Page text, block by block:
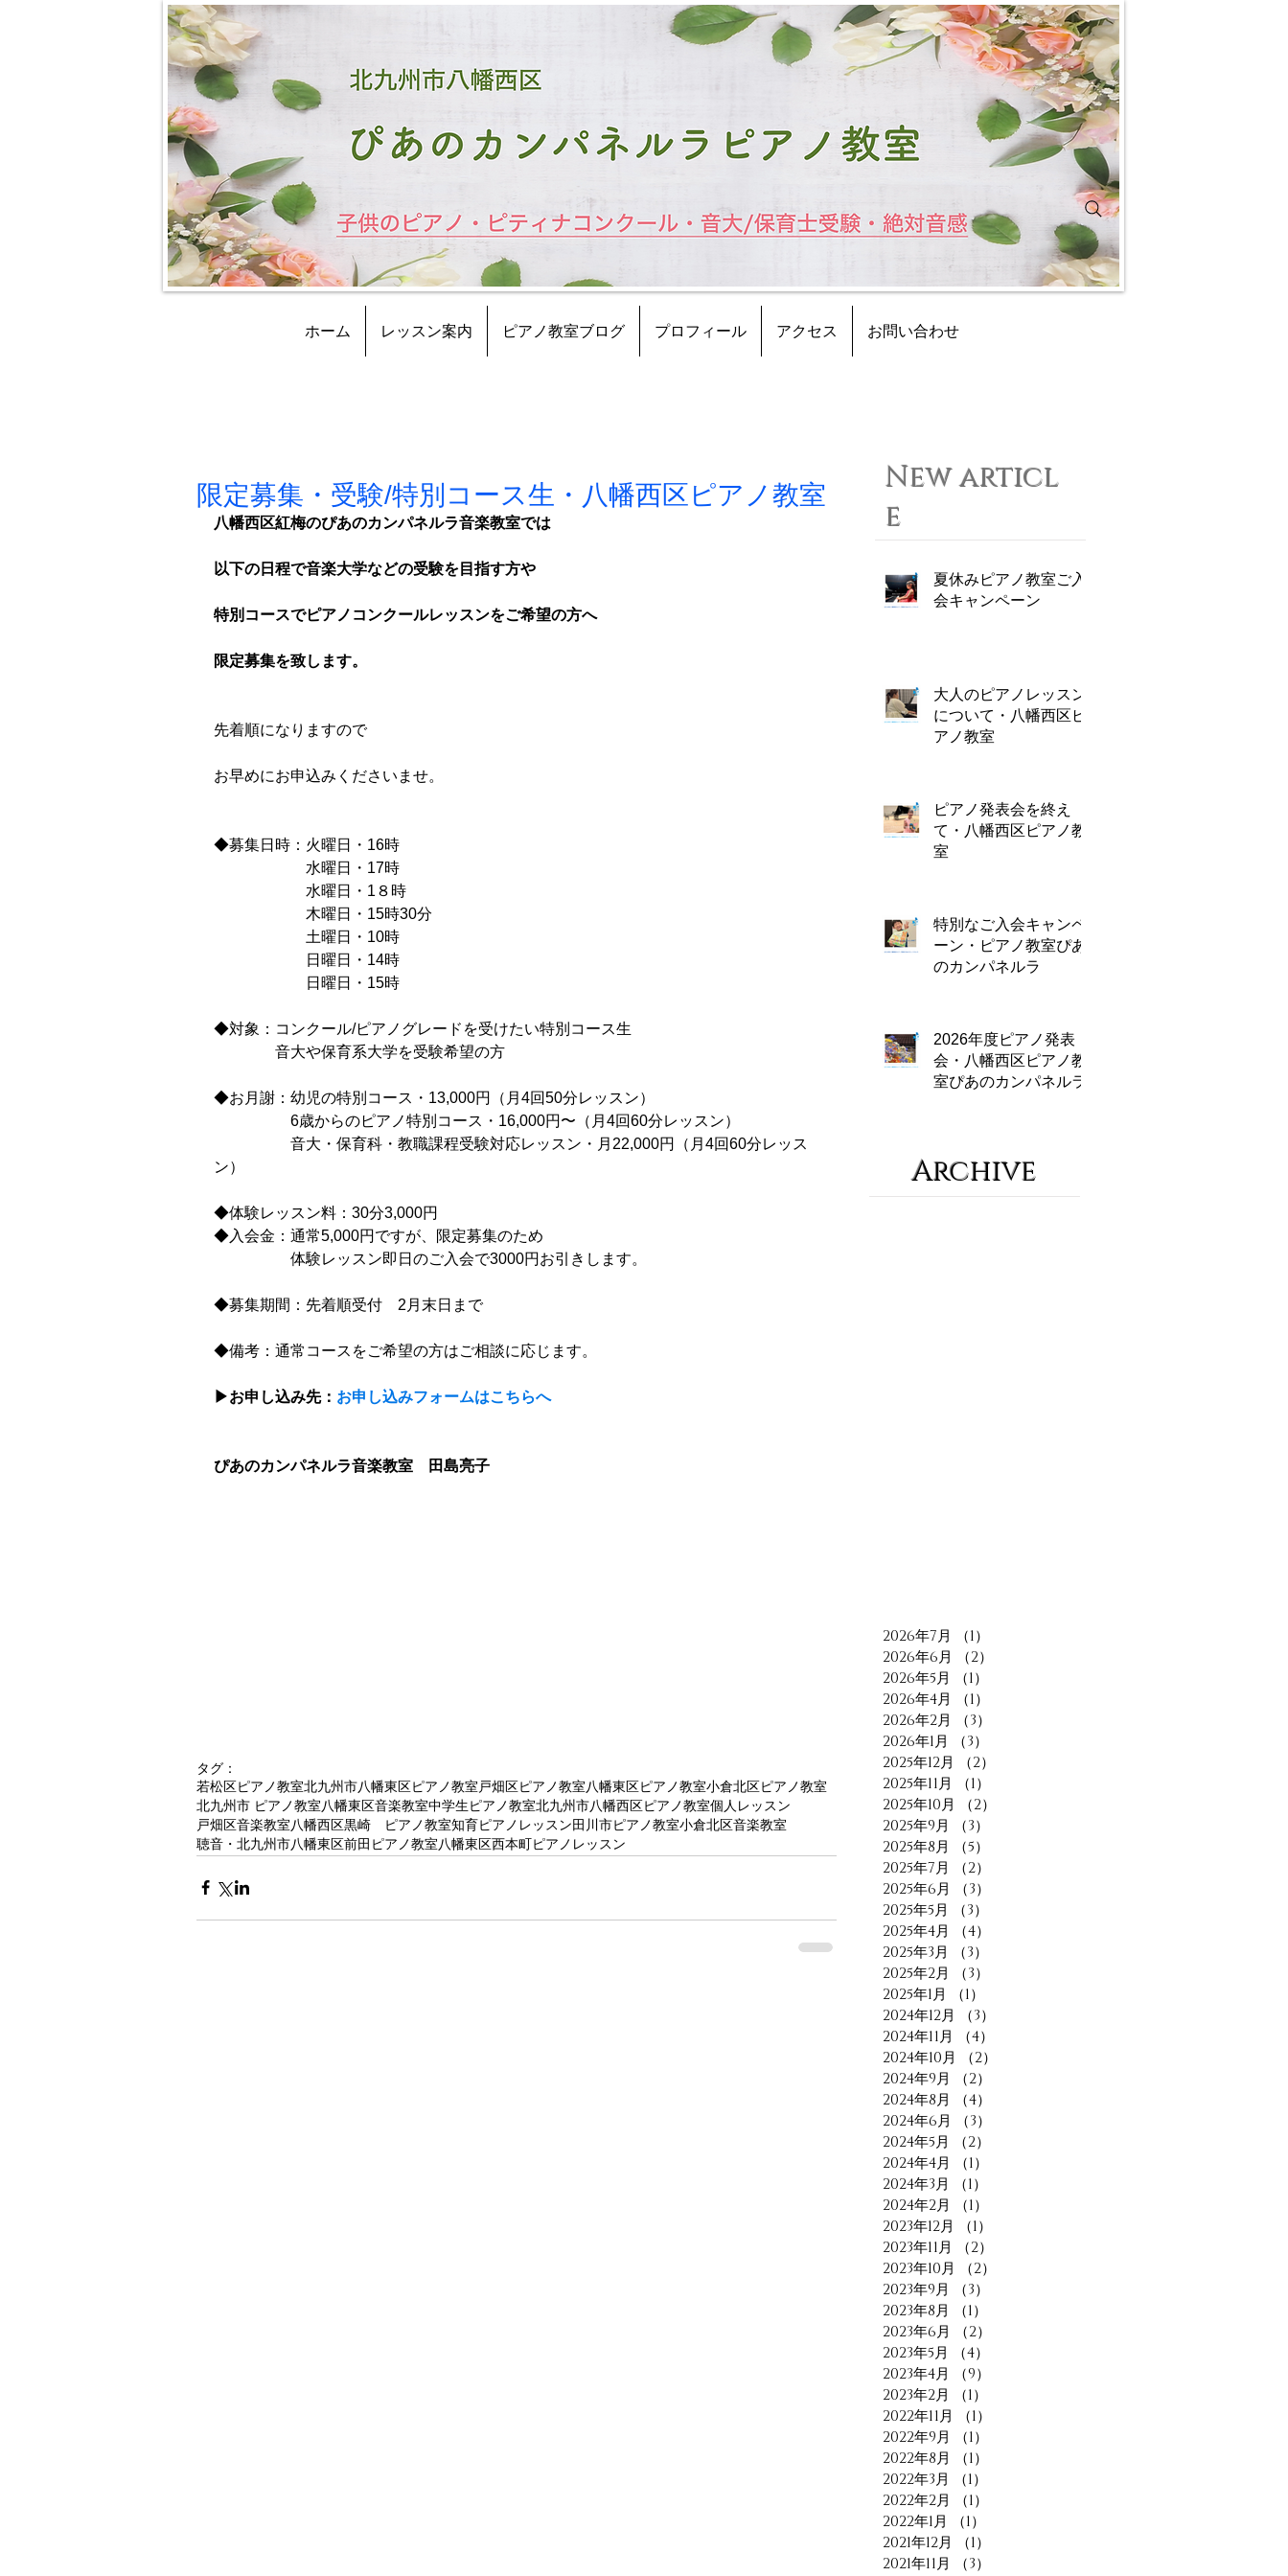
ホーム レッスン案内 ピアノ教室ブログ プロフィール アクセス お問い合わせ
限定募集・受験/特別コース生・八幡西区ピアノ教室
八幡西区紅梅のぴあのカンパネルラ音楽教室では
以下の日程で音楽大学などの受験を目指す方や
特別コースでピアノコンクールレッスンをご希望の方へ
限定募集を致します。
先着順になりますので
お早めにお申込みくださいませ。
◆募集日時：火曜日・16時
水曜日・17時
水曜日・1８時
木曜日・15時30分
土曜日・10時
日曜日・14時
日曜日・15時
◆対象：コンクール/ピアノグレードを受けたい特別コース生
音大や保育系大学を受験希望の方
◆お月謝：幼児の特別コース・13,000円（月4回50分レッスン）
6歳からのピアノ特別コース・16,000円〜（月4回60分レッスン）
音大・保育科・教職課程受験対応レッスン・月22,000円（月4回60分レッス
ン）
◆体験レッスン料：30分3,000円
◆入会金：通常5,000円ですが、限定募集のため
体験レッスン即日のご入会で3000円お引きします。
◆募集期間：先着順受付　2月末日まで
◆備考：通常コースをご希望の方はご相談に応じます。
▶︎お申し込み先： お申し込みフォームはこちらへ
ぴあのカンパネルラ音楽教室　田島亮子
タグ：
若松区ピアノ教室北九州市八幡東区ピアノ教室 戸畑区ピアノ教室八幡東区ピアノ教室小倉北区ピアノ教室
北九州市 ピアノ教室八幡東区音楽教室中学生ピアノ教室北九州市八幡西区ピアノ教室個人レッスン
戸畑区音楽教室八幡西区黒崎 ピアノ教室知育ピアノレッスン田川市ピアノ教室小倉北区音楽教室
聴音・北九州市八幡東区前田ピアノ教室八幡東区西本町ピアノレッスン
New articl
e
夏休みピアノ教室ご入
会キャンペーン
大人のピアノレッスン
について・八幡西区ピ
アノ教室
ピアノ発表会を終え
て・八幡西区ピアノ教
室
特別なご入会キャンペ
ーン・ピアノ教室ぴあ
のカンパネルラ
2026年度ピアノ発表
会・八幡西区ピアノ教
室ぴあのカンパネルラ
Archive
2026年7月 （1）
2026年6月
（2）
2026年5月
（1）
2026年4月
（1）
2026年2月
（3）
2026年1月
（3）
2025年12月
（2）
2025年11月
（1）
2025年10月
（2）
2025年9月
（3）
2025年8月
（5）
2025年7月
（2）
2025年6月
（3）
2025年5月
（3）
2025年4月
（4）
2025年3月
（3）
2025年2月
（3）
2025年1月
（1）
2024年12月
（3）
2024年11月
（4）
2024年10月
（2）
2024年9月
（2）
2024年8月
（4）
2024年6月
（3）
2024年5月
（2）
2024年4月
（1）
2024年3月
（1）
2024年2月
（1）
2023年12月
（1）
2023年11月
（2）
2023年10月
（2）
2023年9月
（3）
2023年8月
（1）
2023年6月
（2）
2023年5月
（4）
2023年4月
（9）
2023年2月
（1）
2022年11月
（1）
2022年9月
（1）
2022年8月
（1）
2022年3月
（1）
2022年2月
（1）
2022年1月
（1）
2021年12月
（1）
2021年11月
（3）